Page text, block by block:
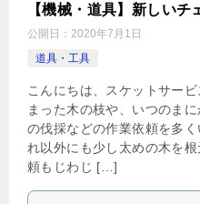
【機械・道具】新しいチ
公開日： 2020年7月1日
道具・工具
こんにちは、スケットサー
まった木の枝や、いつのま
の伐採などの作業依頼を多
れ以外にも少し太めの木を
頼もじわじ […]